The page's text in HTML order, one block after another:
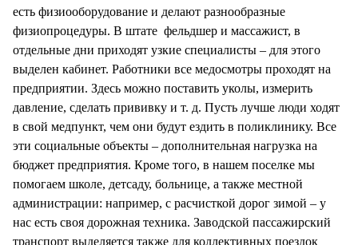
есть физиооборудование и делают разнообразные
физиопроцедуры. В штате фельдшер и массажист, в
отдельные дни приходят узкие специалисты – для этого
выделен кабинет. Работники все медосмотры проходят на
предприятии. Здесь можно поставить уколы, измерить
давление, сделать прививку и т. д. Пусть лучше люди ходят
в свой медпункт, чем они будут ездить в поликлинику. Все
эти социальные объекты – дополнительная нагрузка на
бюджет предприятия. Кроме того, в нашем поселке мы
помогаем школе, детсаду, больнице, а также местной
администрации: например, с расчисткой дорог зимой – у
нас есть своя дорожная техника. Заводской пассажирский
транспорт выделяется также для коллективных поездок